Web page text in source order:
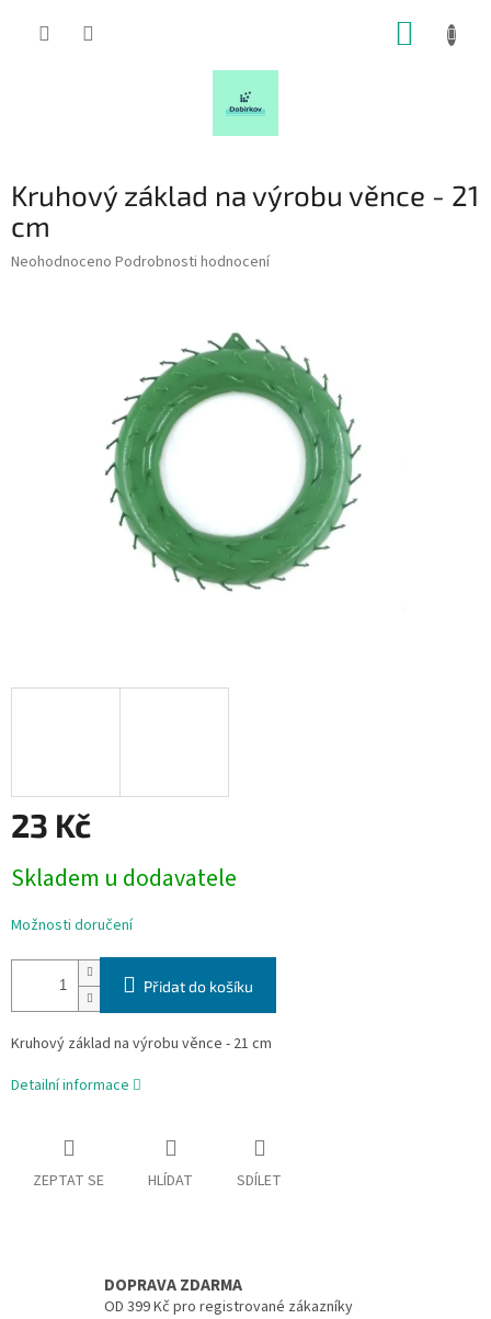
Kruhový základ na výrobu věnce - 21
cm
Průměrné
Neohodnoceno Podrobnosti hodnocení
23 Kč
cena:
Skladem u dodavatele
Možnosti doručení
Přidat do košíku
Kruhový základ na výrobu věnce - 21 cm
Detailní informace
ZEPTAT SE HLÍDAT SDÍLET
DOPRAVA ZDARMA
OD 399 Kč pro registrované zákazníky